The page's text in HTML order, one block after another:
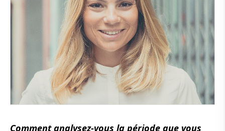
Comment analysez-vous la période que vous